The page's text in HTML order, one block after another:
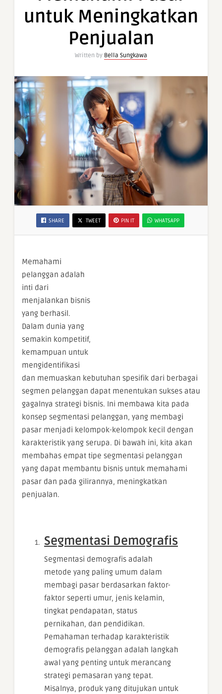
untuk Meningkatkan
Penjualan
Written by Bella Sungkawa
SHARE TWEET PIN IT WHATSAPP
Memahami
pelanggan adalah
inti dari
menjalankan bisnis
yang berhasil.
Dalam dunia yang
semakin kompetitif,
kemampuan untuk
mengidentifikasi
dan memuaskan kebutuhan spesifik dari berbagai
segmen pelanggan dapat menentukan sukses atau
gagalnya strategi bisnis. Ini membawa kita pada
konsep segmentasi pelanggan, yang membagi
pasar menjadi kelompok-kelompok kecil dengan
karakteristik yang serupa. Di bawah ini, kita akan
membahas empat tipe segmentasi pelanggan
yang dapat membantu bisnis untuk memahami
pasar dan pada gilirannya, meningkatkan
penjualan.
Segmentasi Demografis
Segmentasi demografis adalah
metode yang paling umum dalam
membagi pasar berdasarkan faktor-
faktor seperti umur, jenis kelamin,
tingkat pendapatan, status
pernikahan, dan pendidikan.
Pemahaman terhadap karakteristik
demografis pelanggan adalah langkah
awal yang penting untuk merancang
strategi pemasaran yang tepat.
Misalnya, produk yang ditujukan untuk